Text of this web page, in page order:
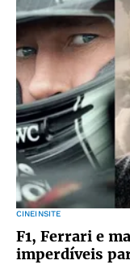
CINEINSITE
F1, Ferrari e
imperdíveis